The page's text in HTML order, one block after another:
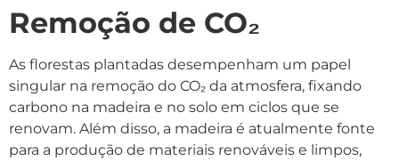
Remoção de CO₂
As florestas plantadas desempenham um papel
singular na remoção do CO₂ da atmosfera, fixando
carbono na madeira e no solo em ciclos que se
renovam. Além disso, a madeira é atualmente fonte
para a produção de materiais renováveis e limpos,